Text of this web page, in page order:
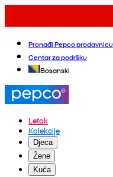
Pronađi Pepco prodavnicu
Centar za podršku
Bosanski
Letak
Kolekcije
Djeca
Žene
Kuća